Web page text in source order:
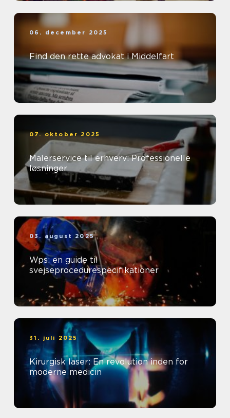
06. december 2025
Find den rette advokat i Middelfart
07. oktober 2025
Malerservice til erhverv: Professionelle
løsninger
03. august 2025
Wps: en guide til
svejseprocedurespecifikationer
31. juli 2025
Kirurgisk laser: En revolution inden for
moderne medicin